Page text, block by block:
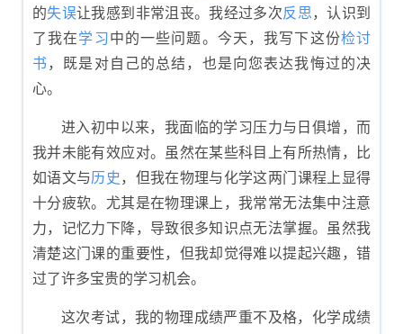
的失误让我感到非常沮丧。我经过多次反思，认识到
了我在学习中的一些问题。今天，我写下这份检讨
书 ，既是对自己的总结，也是向您表达我悔过的决
心。
进入初中以来，我面临的学习压力与日俱增，而
我并未能有效应对。虽然在某些科目上有所热情，比
如语文与历史，但我在物理与化学这两门课程上显得
十分疲软。尤其是在物理课上，我常常无法集中注意
力，记忆力下降，导致很多知识点无法掌握。虽然我
清楚这门课的重要性，但我却觉得难以提起兴趣，错
过了许多宝贵的学习机会。
这次考试，我的物理成绩严重不及格，化学成绩